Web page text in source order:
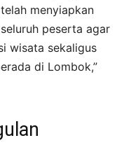
menyiapkan
peserta agar
wisata sekaligus
di Lombok,”